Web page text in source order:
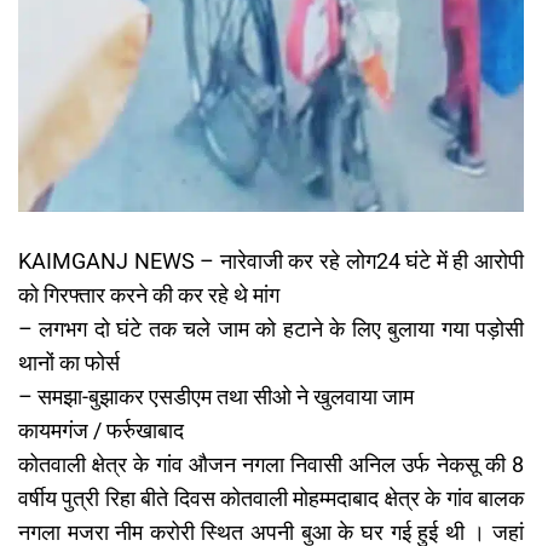
KAIMGANJ NEWS – नारेवाजी कर रहे लोग24 घंटे में ही आरोपी
को गिरफ्तार करने की कर रहे थे मांग
– लगभग दो घंटे तक चले जाम को हटाने के लिए बुलाया गया पड़ोसी
थानों का फोर्स
– समझा-बुझाकर एसडीएम तथा सीओ ने खुलवाया जाम
कायमगंज / फर्रुखाबाद
कोतवाली क्षेत्र के गांव औजन नगला निवासी अनिल उर्फ नेकसू की 8
वर्षीय पुत्री रिहा बीते दिवस कोतवाली मोहम्मदाबाद क्षेत्र के गांव बालक
नगला मजरा नीम करोरी स्थित अपनी बुआ के घर गई हुई थी । जहां